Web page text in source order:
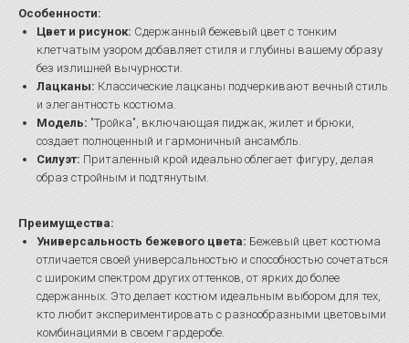
Особенности:
Цвет и рисунок: Сдержанный бежевый цвет с тонким
клетчатым узором добавляет стиля и глубины вашему образу
без излишней вычурности.
Лацканы: Классические лацканы подчеркивают вечный стиль
и элегантность костюма.
Модель: "Тройка", включающая пиджак, жилет и брюки,
создает полноценный и гармоничный ансамбль.
Силуэт: Приталенный крой идеально облегает фигуру, делая
образ стройным и подтянутым.
Преимущества:
Универсальность бежевого цвета: Бежевый цвет костюма
отличается своей универсальностью и способностью сочетаться
с широким спектром других оттенков, от ярких до более
сдержанных. Это делает костюм идеальным выбором для тех,
кто любит экспериментировать с разнообразными цветовыми
комбинациями в своем гардеробе.